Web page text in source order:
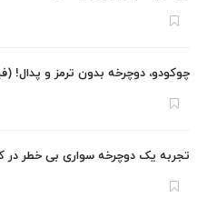
چوکودو، دوچرخه بدون ترمز و پدال!
تجربه یک دوچرخه سواری بی خطر در